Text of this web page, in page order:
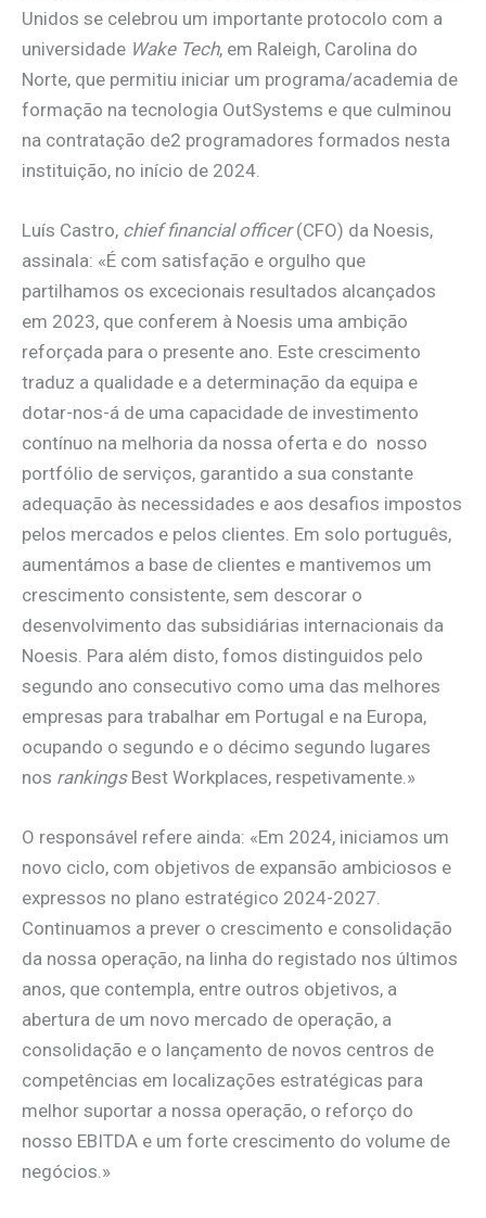
Unidos se celebrou um importante protocolo com a
universidade Wake Tech, em Raleigh, Carolina do
Norte, que permitiu iniciar um programa/academia de
formação na tecnologia OutSystems e que culminou
na contratação de2 programadores formados nesta
instituição, no início de 2024.
Luís Castro, chief financial officer(CFO) da Noesis,
assinala: «É com satisfação e orgulho que
partilhamos os excecionais resultados alcançados
em 2023, que conferem à Noesis uma ambição
reforçada para o presente ano. Este crescimento
traduz a qualidade e a determinação da equipa e
dotar-nos-á de uma capacidade de investimento
contínuo na melhoria da nossa oferta e do nosso
portfólio de serviços, garantido a sua constante
adequação às necessidades e aos desafios impostos
pelos mercados e pelos clientes. Em solo português,
aumentámos a base de clientes e mantivemos um
crescimento consistente, sem descorar o
desenvolvimento das subsidiárias internacionais da
Noesis. Para além disto, fomos distinguidos pelo
segundo ano consecutivo como uma das melhores
empresas para trabalhar em Portugal e na Europa,
ocupando o segundo e o décimo segundo lugares
nos rankings Best Workplaces, respetivamente.»
O responsável refere ainda: «Em 2024, iniciamos um
novo ciclo, com objetivos de expansão ambiciosos e
expressos no plano estratégico 2024-2027.
Continuamos a prever o crescimento e consolidação
da nossa operação, na linha do registado nos últimos
anos, que contempla, entre outros objetivos, a
abertura de um novo mercado de operação, a
consolidação e o lançamento de novos centros de
competências em localizações estratégicas para
melhor suportar a nossa operação, o reforço do
nosso EBITDA e um forte crescimento do volume de
negócios.»